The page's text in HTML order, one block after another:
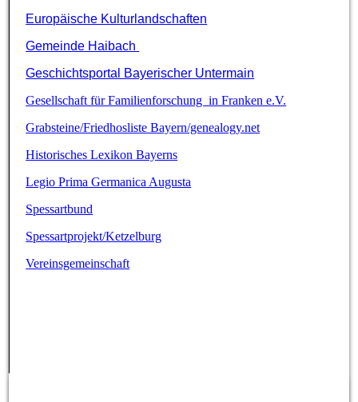
Europäische Kulturlandschaften
Gemeinde Haibach
Geschichtsportal Bayerischer Untermain
Gesellschaft für Familienforschung in Franken e.V.
Grabsteine/Friedhosliste Bayern/genealogy.net
Historisches Lexikon Bayerns
Legio Prima Germanica Augusta
Spessartbund
Spessartprojekt/Ketzelburg
Vereinsgemeinschaft